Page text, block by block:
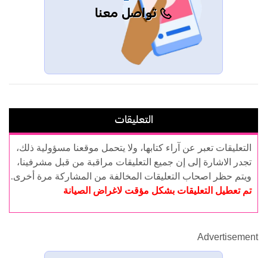
تواصل معنا
التعليقات
التعليقات تعبر عن آراء كتابها، ولا يتحمل موقعنا مسؤولية ذلك،
تجدر الاشارة إلى إن جميع التعليقات مراقبة من قبل مشرفينا،
ويتم حظر اصحاب التعليقات المخالفة من المشاركة مرة أخرى.
تم تعطيل التعليقات بشكل مؤقت لاغراض الصيانة
Advertisement